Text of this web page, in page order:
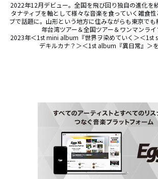
2022年12月デビュー。全国を飛び回り独自の進化を
タナティブを軸として様々な音楽を食っていく雑食
ブで話題に。山形という地方に住みながらも東京で
年台湾ツアー＆全国ツアー＆ワンマンライ
2023年＜1st mini album『世界ヲ染めていく＞＜1st
デキルカナ？＞＜1st album『異日常』＞